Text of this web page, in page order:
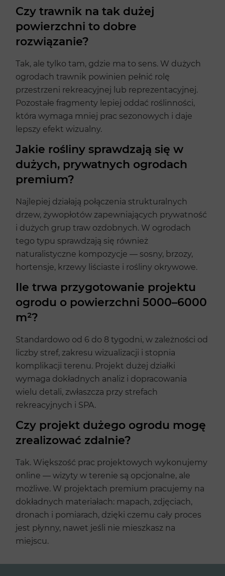
Czy trawnik na tak dużej
powierzchni to dobre
rozwiązanie?
Tak, ale tylko tam, gdzie ma to sens. W dużych
ogrodach trawnik powinien pełnić rolę
przestrzeni rekreacyjnej lub reprezentacyjnej.
Pozostałe fragmenty lepiej oddać roślinności,
która wymaga mniej prac sezonowych i daje
lepszy efekt wizualny.
Jakie rośliny sprawdzają się w
dużych, prywatnych ogrodach
premium?
Najlepiej działają połączenia strukturalnych
drzew, żywopłotów zapewniających prywatność
i dużych grup traw ozdobnych. W ogrodach
tego typu sprawdzają się również
naturalistyczne kompozycje — sosny, brzozy,
hortensje, krzewy liściaste i rośliny okrywowe.
Ile trwa przygotowanie projektu
ogrodu o powierzchni 5000–6000
m²?
Standardowo od 6 do 8 tygodni, w zależności od
liczby stref, zakresu wizualizacji i stopnia
komplikacji terenu. Projekt dużej działki
wymaga dokładnych analiz i dopracowania
wielu detali, zwłaszcza przy strefach
rekreacyjnych i SPA.
Czy projekt dużego ogrodu mogę
zrealizować zdalnie?
Tak. Większość prac projektowych wykonujemy
online — wizyty w terenie są opcjonalne, ale
możliwe. W projektach premium pracujemy na
dokładnych materiałach: mapach, zdjęciach,
dronach i pomiarach, dzięki czemu cały proces
jest płynny, nawet jeśli nie mieszkasz na
miejscu.